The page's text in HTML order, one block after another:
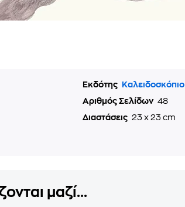
Εκδότης
Καλειδοσκόπιο
Αριθμός Σελίδων 48
Διαστάσεις 23 x 23 cm
μαζί...